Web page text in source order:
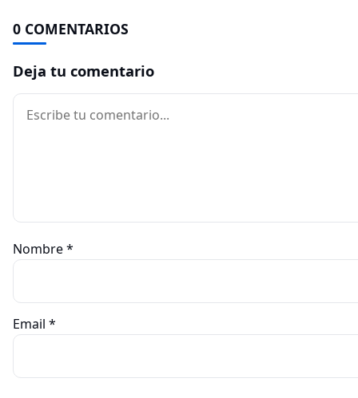
0 COMENTARIOS
Deja tu comentario
Comentario
Nombre*
Email *